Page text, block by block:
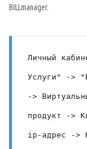
BILLmanager.
Личный
Услуги" ->
->
продукт ->
ip-адрес ->